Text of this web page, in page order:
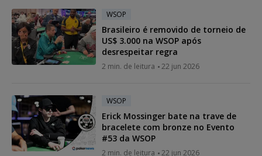
WSOP
Brasileiro é removido de torneio de
US$ 3.000 na WSOP após
desrespeitar regra
2 min. de leitura 22 jun 2026
WSOP
Erick Mossinger bate na trave de
bracelete com bronze no Evento
#53 da WSOP
2 min. de leitura 22 jun 2026